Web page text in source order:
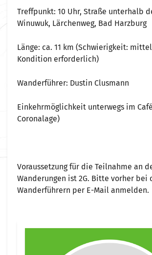
Treffpunkt: 10 Uhr, Straße unterhalb
Winuwuk, Lärchenweg, Bad Harzburg
Länge: ca. 11 km (Schwierigkeit:
Kondition erforderlich)
Wanderführer: Dustin Clusmann
Einkehrmöglichkeit unterwegs im
Coronalage)
Voraussetzung für die Teilnahme an
Wanderungen ist 2G. Bitte vorher bei
Wanderführern per E-Mail anmelden.